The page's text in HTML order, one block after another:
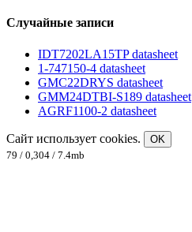
Случайные записи
IDT7202LA15TP datasheet
1-747150-4 datasheet
GMC22DRYS datasheet
GMM24DTBI-S189 datasheet
AGRF1100-2 datasheet
Сайт использует cookies.
OK
79 / 0,304 / 7.4mb